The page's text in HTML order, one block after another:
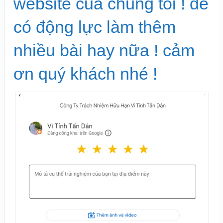
có động lực làm thêm
nhiều bài hay nữa ! cảm
ơn quý khách nhé !